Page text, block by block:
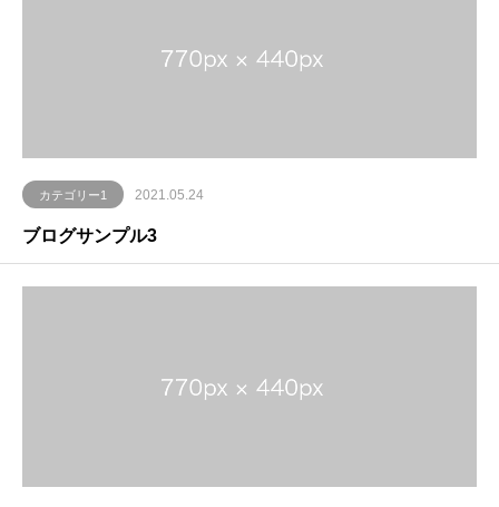
カテゴリー1 2021.05.24
ブログサンプル3